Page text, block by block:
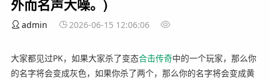
外而名声大噪。)
admin 2026-06-15 12:06:06
大家都见过PK，如果大家杀了变态合击传奇中的一个玩家，那么你
的名字将会变成灰色，如果你杀了两个，那么你的名字将会变成黄